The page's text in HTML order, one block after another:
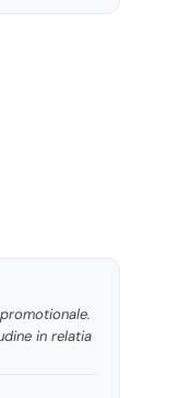
in relatia